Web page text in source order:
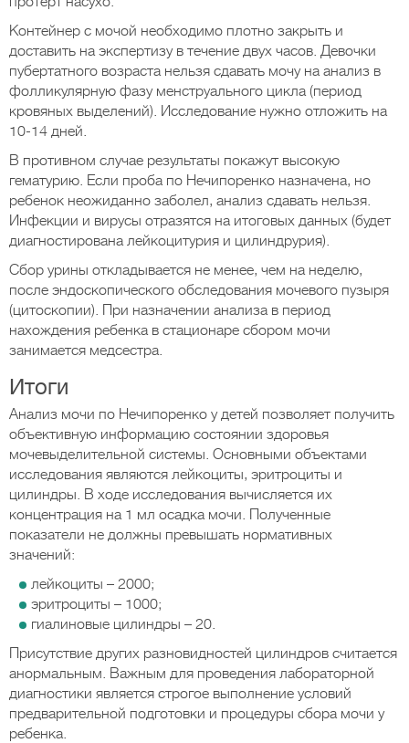
Контейнер с мочой необходимо плотно закрыть и
доставить на экспертизу в течение двух часов. Девочки
пубертатного возраста нельзя сдавать мочу на анализ в
фолликулярную фазу менструального цикла (период
кровяных выделений). Исследование нужно отложить на
10-14 дней.
В противном случае результаты покажут высокую
гематурию. Если проба по Нечипоренко назначена, но
ребенок неожиданно заболел, анализ сдавать нельзя.
Инфекции и вирусы отразятся на итоговых данных (будет
диагностирована лейкоцитурия и цилиндрурия).
Сбор урины откладывается не менее, чем на неделю,
после эндоскопического обследования мочевого пузыря
(цитоскопии). При назначении анализа в период
нахождения ребенка в стационаре сбором мочи
занимается медсестра.
Итоги
Анализ мочи по Нечипоренко у детей позволяет получить
объективную информацию состоянии здоровья
мочевыделительной системы. Основными объектами
исследования являются лейкоциты, эритроциты и
цилиндры. В ходе исследования вычисляется их
концентрация на 1 мл осадка мочи. Полученные
показатели не должны превышать нормативных
значений:
лейкоциты – 2000;
эритроциты – 1000;
гиалиновые цилиндры – 20.
Присутствие других разновидностей цилиндров считается
анормальным. Важным для проведения лабораторной
диагностики является строгое выполнение условий
предварительной подготовки и процедуры сбора мочи у
ребенка.